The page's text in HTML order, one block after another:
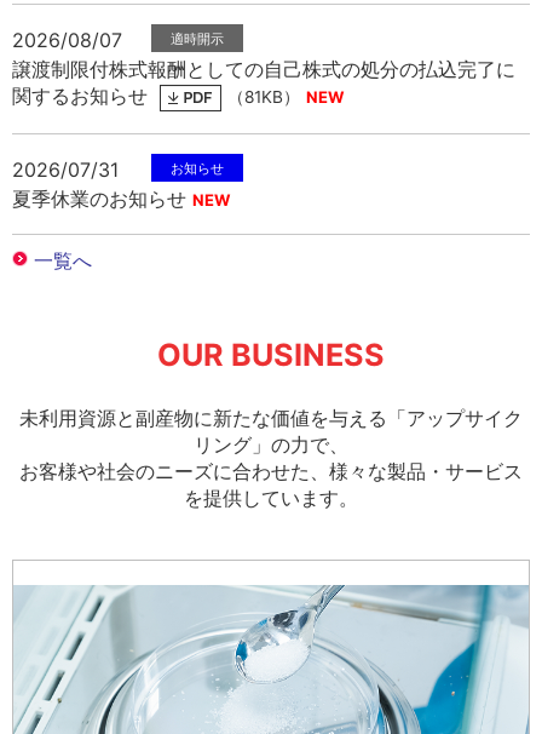
2026/08/07
譲渡制限付株式報酬としての自己株式の処分の払込完了に
関するお知らせ
（81KB）
2026/07/31
夏季休業のお知らせ
OUR BUSINESS
未利用資源と副産物に新たな価値を与える「アップサイク
リング」の力で、
お客様や社会のニーズに合わせた、様々な製品・サービス
を提供しています。